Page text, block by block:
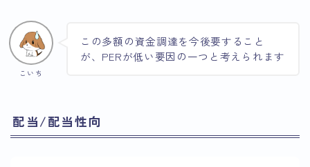
こいち
この多額の資金調達を今後要すること
が、PERが低い要因の一つと考えられます
配当/配当性向